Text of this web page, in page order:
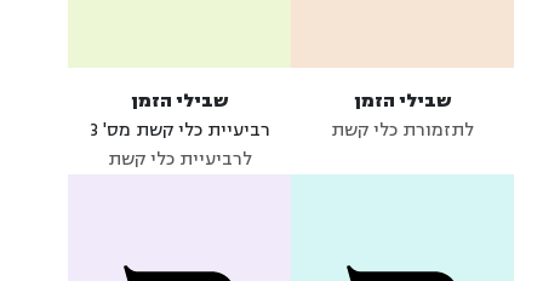
שבילי הזמן
לתזמורת כלי קשת
שבילי הזמן
רביעיית כלי קשת מס' 3
לרביעיית כלי קשת